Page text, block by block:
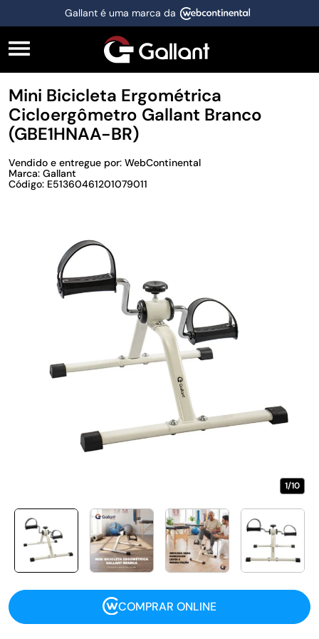
Gallant é uma marca da
Mini Bicicleta Ergométrica
Cicloergômetro Gallant Branco
(GBE1HNAA-BR)
Vendido e entregue por: WebContinental
Marca: Gallant
Código: E51360461201079011
1/10
COMPRAR ONLINE